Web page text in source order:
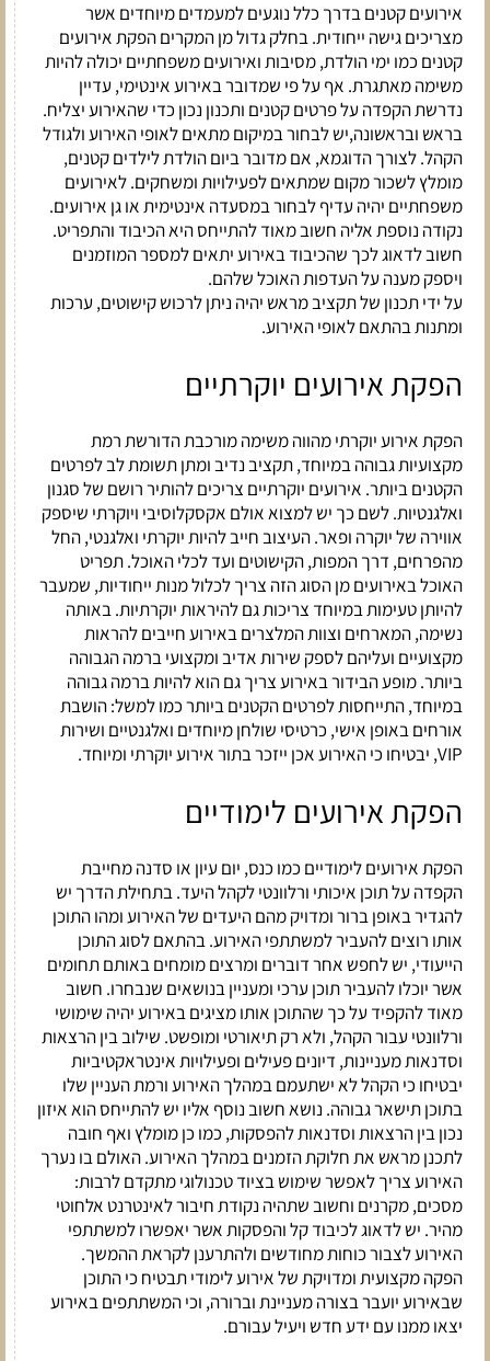
אירועים קטנים בדרך כלל נוגעים למעמדים מיוחדים אשר
מצריכים גישה ייחודית. בחלק גדול מן המקרים הפקת אירועים
קטנים כמו ימי הולדת, מסיבות ואירועים משפחתיים יכולה להיות
משימה מאתגרת. אף על פי שמדובר באירוע אינטימי, עדיין
נדרשת הקפדה על פרטים קטנים ותכנון נכון כדי שהאירוע יצליח.
בראש ובראשונה,יש לבחור במיקום מתאים לאופי האירוע ולגודל
הקהל. לצורך הדוגמא, אם מדובר ביום הולדת לילדים קטנים,
מומלץ לשכור מקום שמתאים לפעילויות ומשחקים. לאירועים
משפחתיים יהיה עדיף לבחור במסעדה אינטימית או גן אירועים.
נקודה נוספת אליה חשוב מאוד להתייחס היא הכיבוד והתפריט.
חשוב לדאוג לכך שהכיבוד באירוע יתאים למספר המוזמנים
ויספק מענה על העדפות האוכל שלהם.
על ידי תכנון של תקציב מראש יהיה ניתן לרכוש קישוטים, ערכות
ומתנות בהתאם לאופי האירוע.
הפקת אירועים יוקרתיים
הפקת אירוע יוקרתי מהווה משימה מורכבת הדורשת רמת
מקצועיות גבוהה במיוחד, תקציב נדיב ומתן תשומת לב לפרטים
הקטנים ביותר. אירועים יוקרתיים צריכים להותיר רושם של סגנון
ואלגנטיות. לשם כך יש למצוא אולם אקסקלוסיבי ויוקרתי שיספק
אווירה של יוקרה ופאר. העיצוב חייב להיות יוקרתי ואלגנטי, החל
מהפרחים, דרך המפות, הקישוטים ועד לכלי האוכל. תפריט
האוכל באירועים מן הסוג הזה צריך לכלול מנות ייחודיות, שמעבר
להיותן טעימות במיוחד צריכות גם להיראות יוקרתיות. באותה
נשימה, המארחים וצוות המלצרים באירוע חייבים להראות
מקצועיים ועליהם לספק שירות אדיב ומקצועי ברמה הגבוהה
ביותר. מופע הבידור באירוע צריך גם הוא להיות ברמה גבוהה
במיוחד, התייחסות לפרטים הקטנים ביותר כמו למשל: הושבת
אורחים באופן אישי, כרטיסי שולחן מיוחדים ואלגנטיים ושירות
VIP, יבטיחו כי האירוע אכן ייזכר בתור אירוע יוקרתי ומיוחד.
הפקת אירועים לימודיים
הפקת אירועים לימודיים כמו כנס, יום עיון או סדנה מחייבת
הקפדה על תוכן איכותי ורלוונטי לקהל היעד. בתחילת הדרך יש
להגדיר באופן ברור ומדויק מהם היעדים של האירוע ומהו התוכן
אותו רוצים להעביר למשתתפי האירוע. בהתאם לסוג התוכן
הייעודי, יש לחפש אחר דוברים ומרצים מומחים באותם תחומים
אשר יוכלו להעביר תוכן ערכי ומעניין בנושאים שנבחרו. חשוב
מאוד להקפיד על כך שהתוכן אותו מציגים באירוע יהיה שימושי
ורלוונטי עבור הקהל, ולא רק תיאורטי ומופשט. שילוב בין הרצאות
וסדנאות מעניינות, דיונים פעילים ופעילויות אינטראקטיביות
יבטיחו כי הקהל לא ישתעמם במהלך האירוע ורמת העניין שלו
בתוכן תישאר גבוהה. נושא חשוב נוסף אליו יש להתייחס הוא איזון
נכון בין הרצאות וסדנאות להפסקות, כמו כן מומלץ ואף חובה
לתכנן מראש את חלוקת הזמנים במהלך האירוע. האולם בו נערך
האירוע צריך לאפשר שימוש בציוד טכנולוגי מתקדם לרבות:
מסכים, מקרנים וחשוב שתהיה נקודת חיבור לאינטרנט אלחוטי
מהיר. יש לדאוג לכיבוד קל והפסקות אשר יאפשרו למשתתפי
האירוע לצבור כוחות מחודשים ולהתרענן לקראת ההמשך.
הפקה מקצועית ומדויקת של אירוע לימודי תבטיח כי התוכן
שבאירוע יועבר בצורה מעניינת וברורה, וכי המשתתפים באירוע
יצאו ממנו עם ידע חדש ויעיל עבורם.